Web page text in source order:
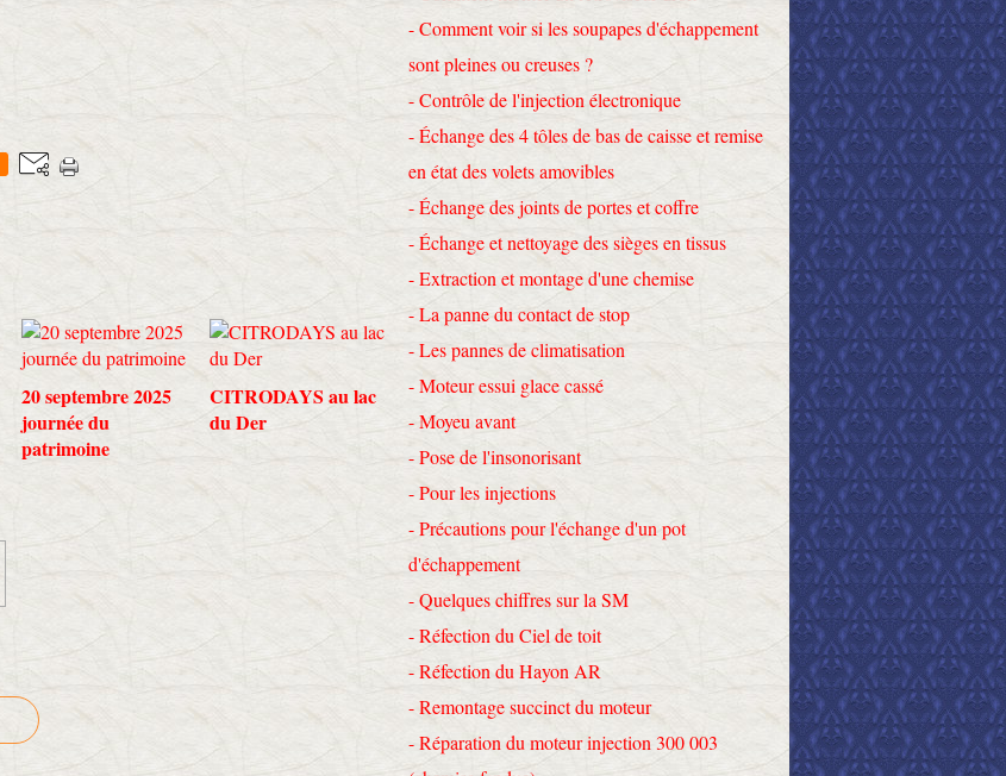
20 septembre 2025
journée du
patrimoine
CITRODAYS au lac
du Der
- Comment voir si les soupapes d'échappement
sont pleines ou creuses ?
- Contrôle de l'injection électronique
- Échange des 4 tôles de bas de caisse et remise
en état des volets amovibles
- Échange des joints de portes et coffre
- Échange et nettoyage des sièges en tissus
- Extraction et montage d'une chemise
- La panne du contact de stop
- Les pannes de climatisation
- Moteur essui glace cassé
- Moyeu avant
- Pose de l'insonorisant
- Pour les injections
- Précautions pour l'échange d'un pot
d'échappement
- Quelques chiffres sur la SM
- Réfection du Ciel de toit
- Réfection du Hayon AR
- Remontage succinct du moteur
- Réparation du moteur injection 300 003